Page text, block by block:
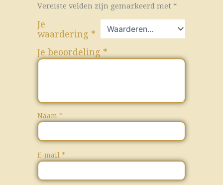
Vereiste velden zijn gemarkeerd met *
Je
waardering *
Je beoordeling *
Naam*
E-mail*